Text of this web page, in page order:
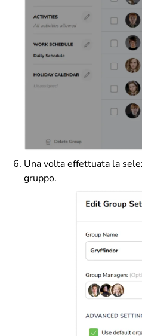
Una volta effettuata la
gruppo.